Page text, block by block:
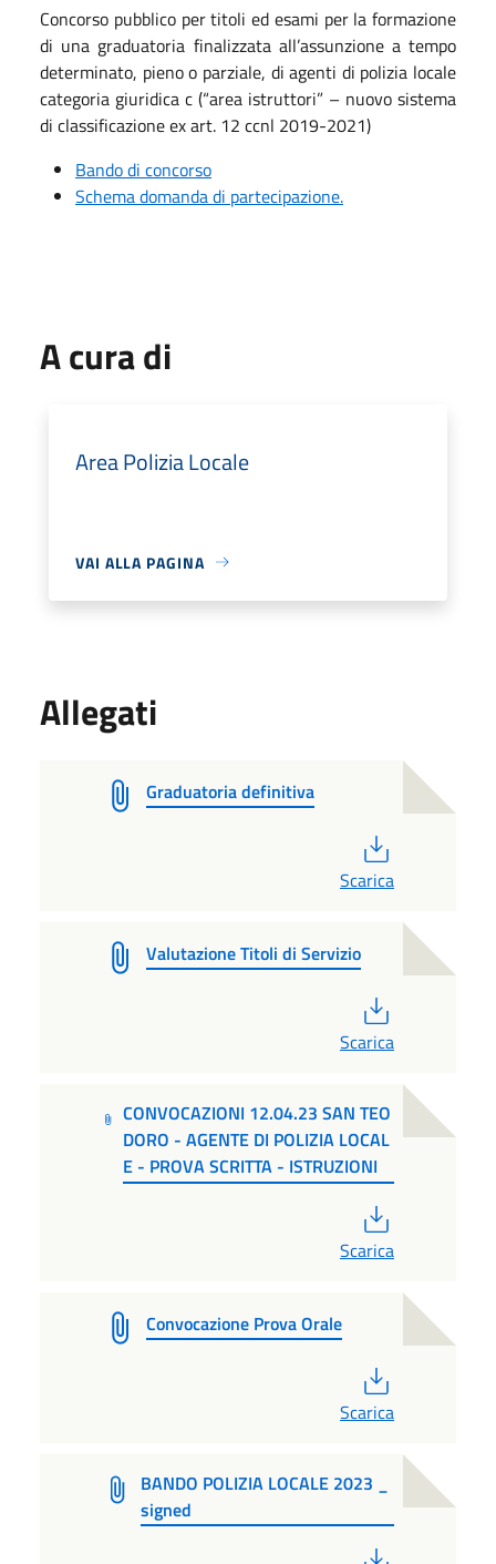
Concorso pubblico per titoli ed esami per la formazione
di una graduatoria finalizzata all’assunzione a tempo
determinato, pieno o parziale, di agenti di polizia locale
categoria giuridica c (“area istruttori” – nuovo sistema
di classificazione ex art. 12 ccnl 2019-2021)
Bando di concorso
Schema domanda di partecipazione.
A cura di
Area Polizia Locale
VAI ALLA PAGINA
Allegati
Graduatoria definitiva
Scarica
Valutazione Titoli di Servizio
Scarica
CONVOCAZIONI 12.04.23 SAN TEO
DORO - AGENTE DI POLIZIA LOCAL
E - PROVA SCRITTA - ISTRUZIONI
Scarica
Convocazione Prova Orale
Scarica
BANDO POLIZIA LOCALE 2023 _
signed